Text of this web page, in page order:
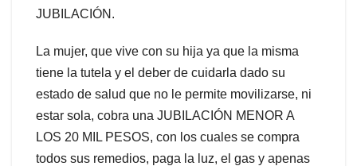
JUBILACIÓN.
La mujer, que vive con su hija ya que la misma
tiene la tutela y el deber de cuidarla dado su
estado de salud que no le permite movilizarse, ni
estar sola, cobra una JUBILACIÓN MENOR A
LOS 20 MIL PESOS, con los cuales se compra
todos sus remedios, paga la luz, el gas y apenas